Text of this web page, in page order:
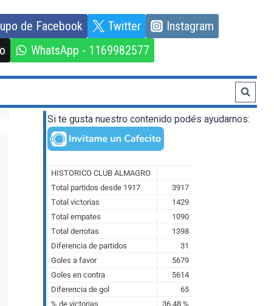
de Facebook Twitter
Instagram
WhatsApp - 1169982577
Si te gusta nuestro contenido podés ayudarnos: